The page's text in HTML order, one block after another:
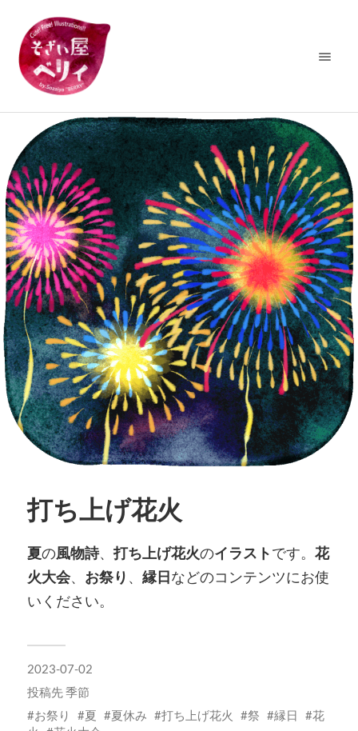
打ち上げ花火
夏の風物詩、打ち上げ花火のイラストです。 花
火大会、 お祭り 、 縁日などのコンテンツにお使
いください。
2023-07-02
投稿先季節
お祭り
夏 夏休み 打ち上げ花火 祭 縁日
花